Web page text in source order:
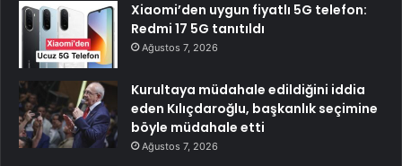
Xiaomi’den uygun fiyatlı 5G telefon:
Redmi 17 5G tanıtıldı
Ağustos 7, 2026
Kurultaya müdahale edildiğini iddia
eden Kılıçdaroğlu, başkanlık seçimine
böyle müdahale etti
Ağustos 7, 2026